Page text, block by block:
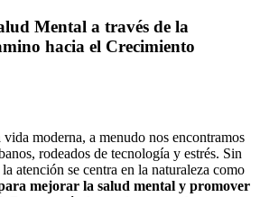
Mental a través de la
hacia el Crecimiento
moderna, a menudo nos encontramos
rodeados de tecnología y estrés. Sin
atención se centra en la naturaleza como
mejorar la salud mental y promover